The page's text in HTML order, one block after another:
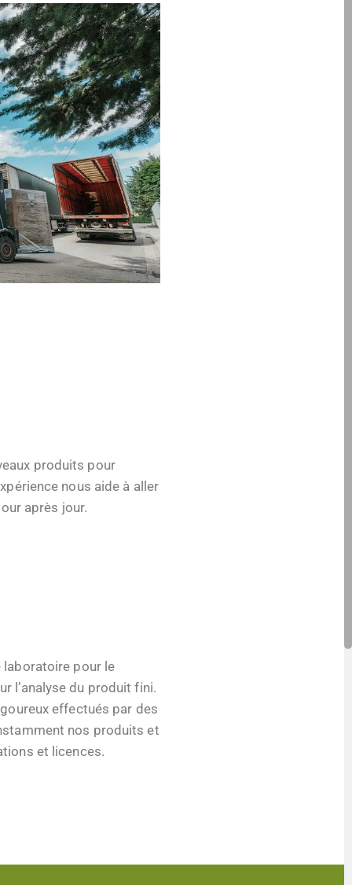
produits pour
nous aide à aller
après jour.
laboratoire pour le
l’analyse du produit fini.
effectués par des
nos produits et
et licences.